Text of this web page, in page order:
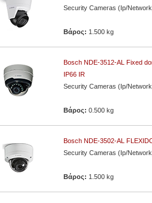
Security Cameras (Ip/
Βάρος: 1.500 kg
Bosch NDE-3512-AL Fixed
IP66 IR
Security Cameras (Ip/
Βάρος:0.500 kg
Bosch NDE-3502-AL
Security Cameras (Ip/
Βάρος: 1.500 kg